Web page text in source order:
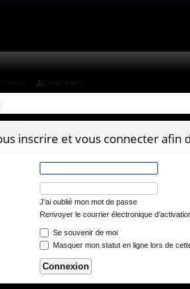
inscrire et vous connecter
J’ai oublié mon mot de passe
Renvoyer le courrier électronique
Se souvenir de moi
Masquer mon statut en ligne lors de